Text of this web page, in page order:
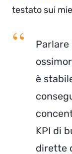
testato sui
Parlare
è
KPI di
dirette